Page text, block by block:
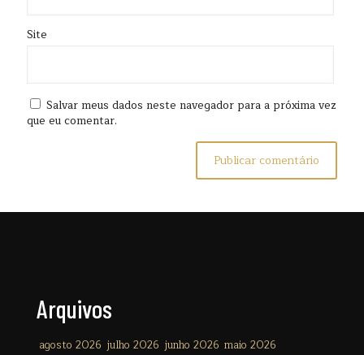
Site
Salvar meus dados neste navegador para a próxima vez
que eu comentar.
Arquivos
agosto 2026 julho 2026 junho 2026 maio 2026